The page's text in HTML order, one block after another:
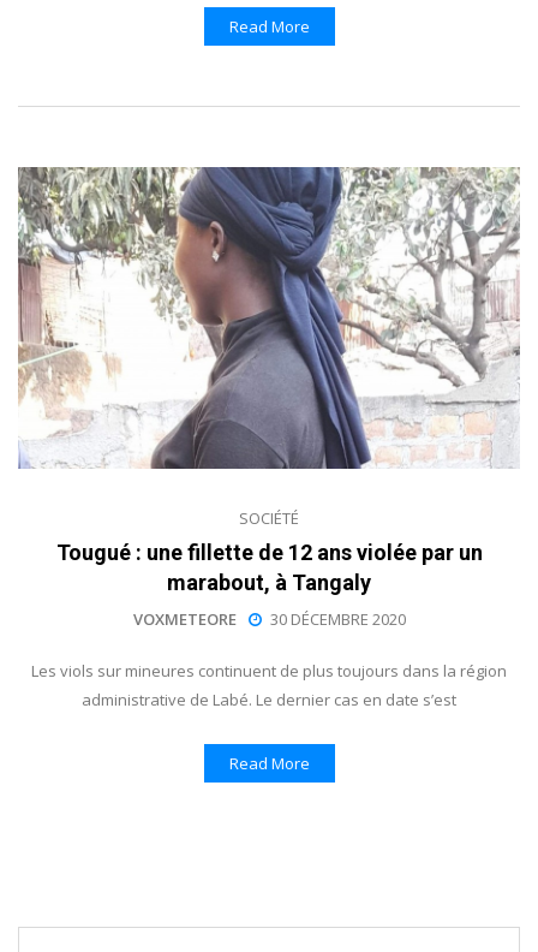
Read More
SOCIÉTÉ
Tougué : une fillette de 12 ans violée par un
marabout, à Tangaly
VOXMETEORE 30 DÉCEMBRE 2020
Les viols sur mineures continuent de plus toujours dans la région
administrative de Labé. Le dernier cas en date s’est
Read More